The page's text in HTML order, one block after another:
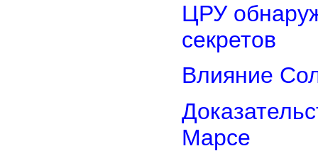
ЦРУ
секретов
Влияние
Марсе